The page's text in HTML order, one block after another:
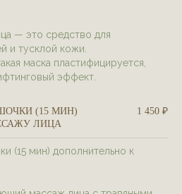
— это средство для
и тусклой кожи.
маска пластифицируется,
эффект.
(15 МИН)
ЛИЦА
1 450 ₽
(15 мин) дополнительно к